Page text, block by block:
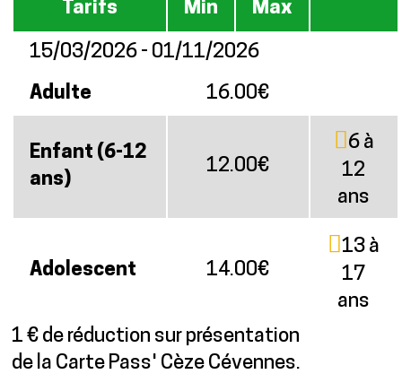
Tarifs Min Max
15/03/2026 - 01/11/2026
Adulte
16.00€
Enfant (6-12
ans)
12.00€
6 à
12
ans
Adolescent 14.00€
13 à
17
ans
1 € de réduction sur présentation
de la Carte Pass' Cèze Cévennes.